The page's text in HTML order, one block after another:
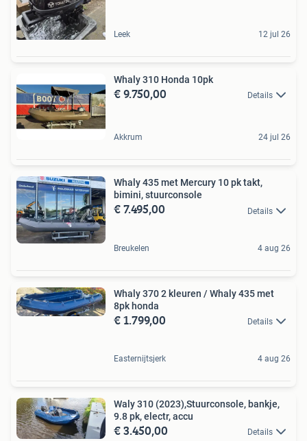
Leek 12 jul 26
Whaly 310 Honda 10pk
€ 9.750,00 Details
Akkrum 24 jul 26
Whaly 435 met Mercury 10 pk takt,
bimini, stuurconsole
€ 7.495,00 Details
Breukelen 4 aug 26
Whaly 370 2 kleuren / Whaly 435 met
8pk honda
€ 1.799,00 Details
Easternijtsjerk 4 aug 26
Waly 310 (2023),Stuurconsole, bankje,
9.8 pk, electr, accu
€ 3.450,00 Details